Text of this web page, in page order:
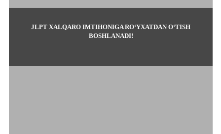
JLPT XALQARO IMTIHONIGA RO‘YXATDAN O‘TISH
BOSHLANADI!